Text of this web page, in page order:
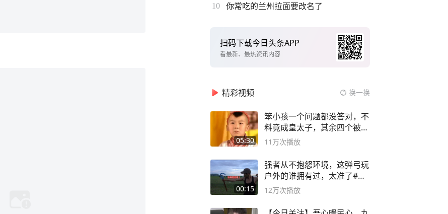
10 你常吃的兰州拉面要改名了
扫码下载今日头条APP
看最新、最热资讯内容
精彩视频 换一换
05:30
笨小孩一个问题都没答对，不
料竟成皇太子，其余四个被处
死
11万次播放
00:15
强者从不抱怨环境，这弹弓玩
户外的谁拥有过，太准了#弹
弓#户外
12万次播放